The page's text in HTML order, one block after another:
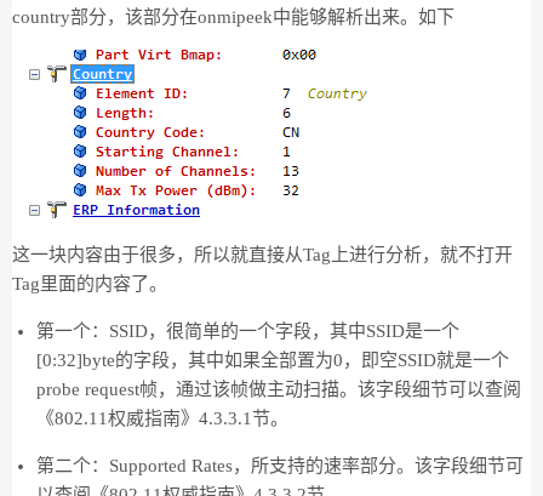
country部分，该部分在onmipeek中能够解析出来。如下
这一块内容由于很多，所以就直接从Tag上进行分析，就不打开
Tag里面的内容了。
第一个：SSID，很简单的一个字段，其中SSID是一个
[0:32]byte的字段，其中如果全部置为0，即空SSID就是一个
probe request帧，通过该帧做主动扫描。该字段细节可以查阅
《802.11权威指南》4.3.3.1节。
第二个：Supported Rates，所支持的速率部分。该字段细节可